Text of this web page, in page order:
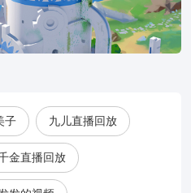
子 九儿直播回放
金直播回放